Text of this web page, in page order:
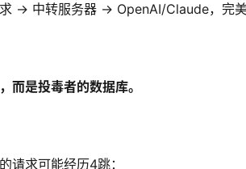
→ 中转服务器 → OpenAI/Claude，完美
是投毒者的数据库。
请求可能经历4跳：